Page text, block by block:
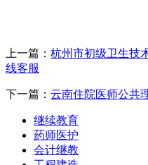
上一篇： 杭州市初级卫生技
线客服
下一篇： 云南住院医师公共
继续教育
药师医护
会计继教